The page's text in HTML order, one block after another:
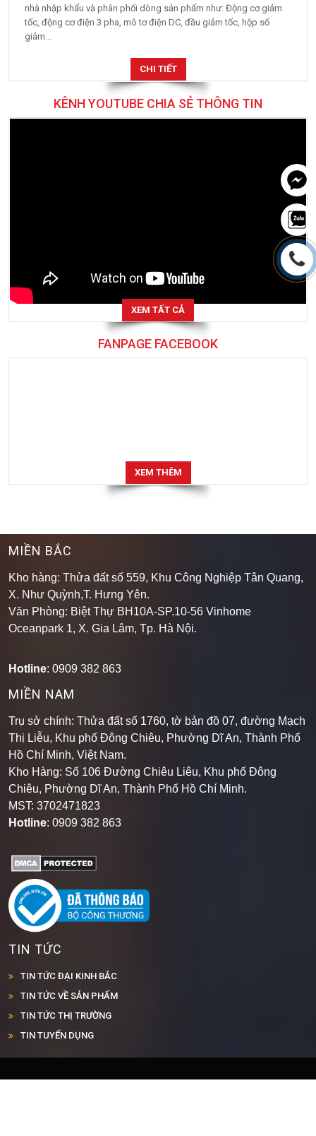
nhà nhập khẩu và phân phối dòng sản phẩm như: Động cơ giảm
tốc, động cơ điện 3 pha, mô tơ điện DC, đầu giảm tốc, hộp số
giảm...
CHI TIẾT
KÊNH YOUTUBE CHIA SẺ THÔNG TIN
XEM TẤT CẢ
FANPAGE FACEBOOK
XEM THÊM
MIỀN BẮC
Kho hàng: Thửa đất số 559, Khu Công Nghiệp Tân Quang,
X. Như Quỳnh,T. Hưng Yên.
Văn Phòng: Biệt Thự BH10A-SP.10-56 Vinhome
Oceanpark 1, X. Gia Lâm, Tp. Hà Nội.
Hotline: 0909 382 863
MIỀN NAM
Trụ sở chính: Thửa đất số 1760, tờ bản đồ 07, đường Mạch
Thị Liễu, Khu phố Đông Chiêu, Phường Dĩ An, Thành Phố
Hồ Chí Minh, Việt Nam.
Kho Hàng: Số 106 Đường Chiêu Liêu, Khu phố Đông
Chiêu, Phường Dĩ An, Thành Phố Hồ Chí Minh.
MST: 3702471823
Hotline: 0909 382 863
TIN TỨC
TIN TỨC ĐẠI KINH BẮC
TIN TỨC VỀ SẢN PHẨM
TIN TỨC THỊ TRƯỜNG
TIN TUYỂN DỤNG